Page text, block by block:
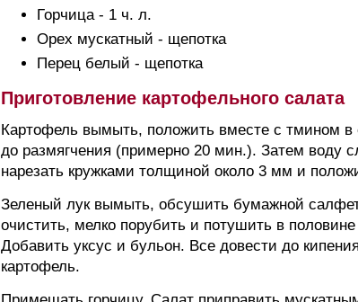
Горчица - 1 ч. л.
Орех мускатный - щепотка
Перец белый - щепотка
Приготовление картофельного салата
Картофель вымыть, положить вместе с тмином в
до размягчения (примерно 20 мин.). Затем воду
нарезать кружками толщиной около 3 мм и
Зеленый лук вымыть, обсушить бумажной
очистить, мелко порубить и потушить в
Добавить уксус и бульон. Все довести до
картофель.